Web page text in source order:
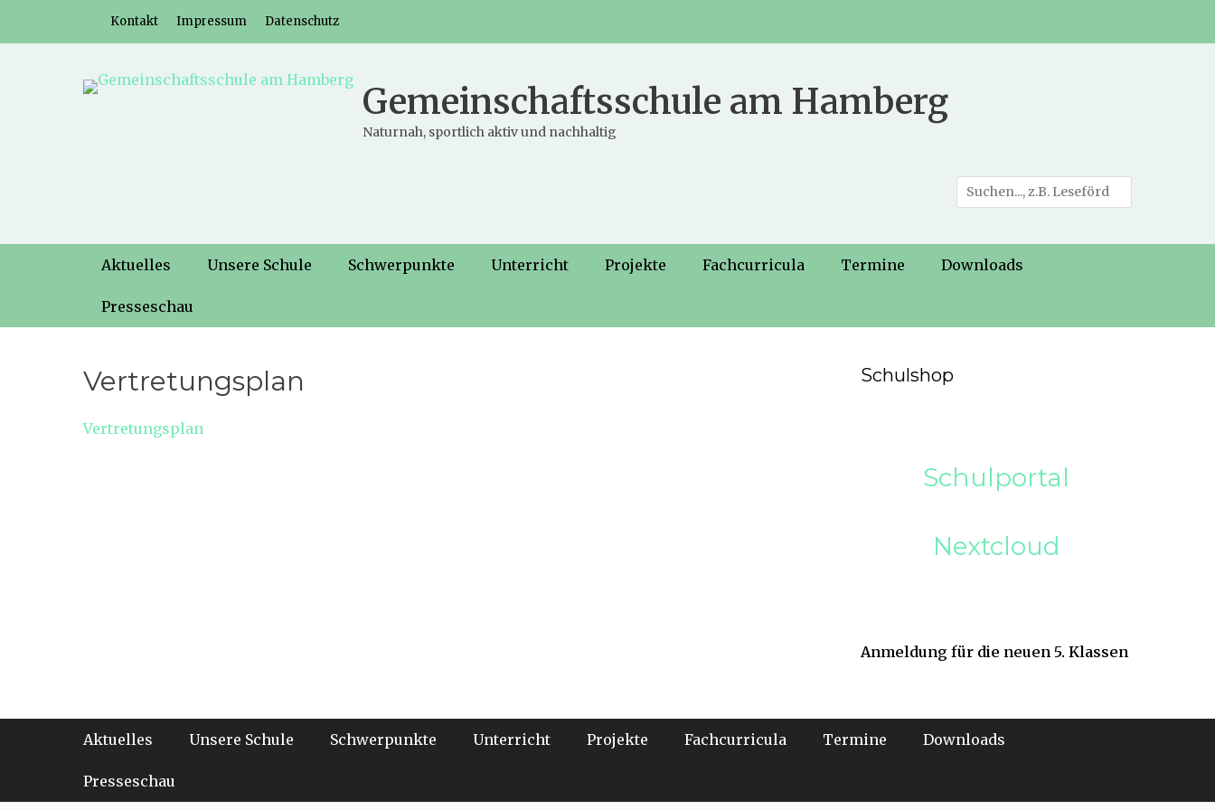
Header-Menü
Weiter
Kontakt Impressum Datenschutz
Gemeinschaftsschule am Hamberg
Naturnah, sportlich aktiv und nachhaltig
Suche
nach:
Hauptmenü
Weiter
Inhalt
Aktuelles Unsere Schule Schwerpunkte Unterricht Projekte Fachcurricula Termine Downloads
Presseschau
Vertretungsplan
Vertretungsplan
Schulshop
Schulportal
Nextcloud
Anmeldung für die neuen 5. Klassen
Footer-Menü
Weiter
Inhalt
Aktuelles Unsere Schule Schwerpunkte Unterricht Projekte Fachcurricula Termine Downloads
Presseschau